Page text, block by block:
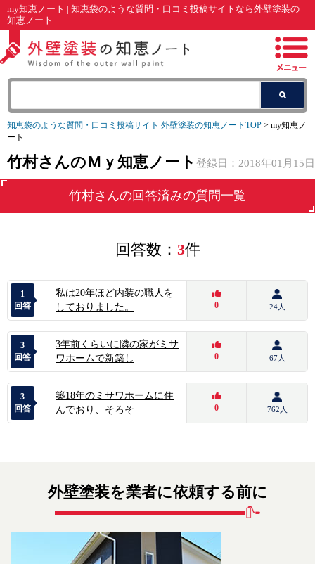
my知恵ノート | 知恵袋のような質問・口コミ投稿サイトなら外壁塗装の
知恵ノート
知恵袋のような質問・口コミ投稿サイト 外壁塗装の知恵ノートTOP > my知恵ノ
ート
登録日：2018年01月15日
竹村さんのＭｙ知恵ノート
竹村さんの回答済みの質問一覧
回答数： 3件
1
回答
私は20年ほど内装の職人を
しておりました。
0 24人
3
回答
3年前くらいに隣の家がミサ
ワホームで新築し
0 67人
3
回答
築18年のミサワホームに住
んでおり、そろそ
0 762人
外壁塗装を業者に依頼する前に